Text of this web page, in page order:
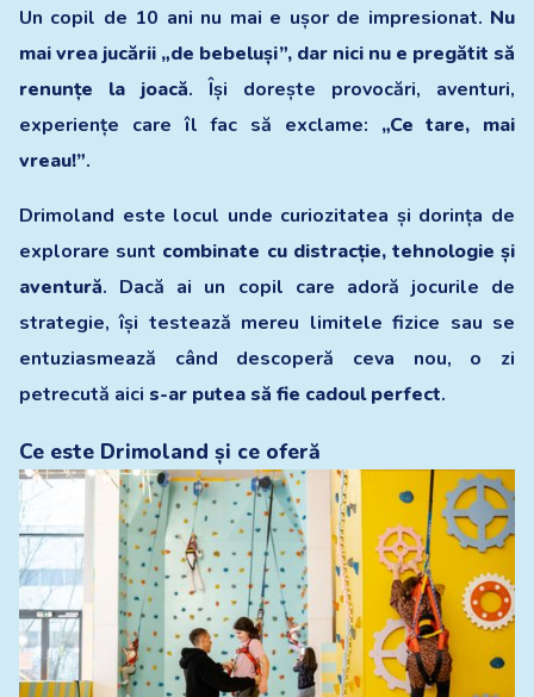
Un copil de 10 ani nu mai e ușor de impresionat. Nu
mai vrea jucării „de bebeluși”, dar nici nu e pregătit să
renunțe la joacă. Își dorește provocări, aventuri,
experiențe care îl fac să exclame: „Ce tare, mai
vreau!”.
Drimoland este locul unde curiozitatea și dorința de
explorare sunt combinate cu distracție, tehnologie și
aventură. Dacă ai un copil care adoră jocurile de
strategie, își testează mereu limitele fizice sau se
entuziasmează când descoperă ceva nou, o zi
petrecută aici s-ar putea să fie cadoul perfect.
Ce este Drimoland și ce oferă